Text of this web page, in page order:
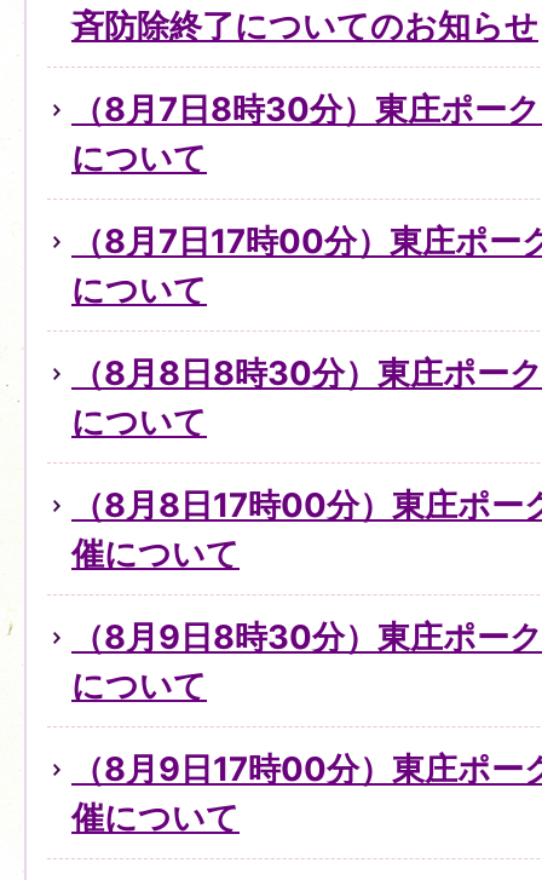
斉防除終了についてのお知らせ
（8月7日8時30分）東庄ポー
について
（8月7日17時00分）東庄ポ
について
（8月8日8時30分）東庄ポー
について
（8月8日17時00分）東庄ポ
催について
（8月9日8時30分）東庄ポー
について
（8月9日17時00分）東庄ポ
催について